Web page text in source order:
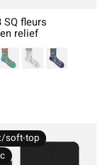
SQ fleurs
relief
soft-top